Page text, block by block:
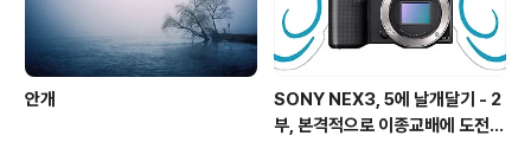
안개
SONY NEX3, 5에 날개달기 - 2
부, 본격적으로 이종교배에 도전하